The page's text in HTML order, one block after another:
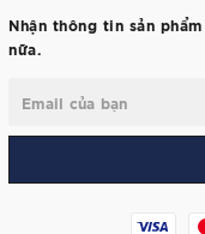
Nhận thông tin sản
nữa.